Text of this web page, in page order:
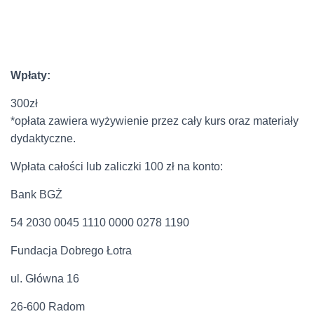
Wpłaty:
300zł
*opłata zawiera wyżywienie przez cały kurs oraz materiały
dydaktyczne.
Wpłata całości lub zaliczki 100 zł na konto:
Bank BGŻ
54 2030 0045 1110 0000 0278 1190
Fundacja Dobrego Łotra
ul. Główna 16
26-600 Radom